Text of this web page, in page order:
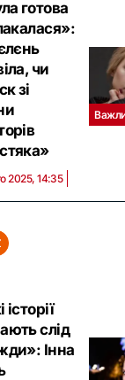
готова
чи
зі
2025, 14:35
слід
Інна